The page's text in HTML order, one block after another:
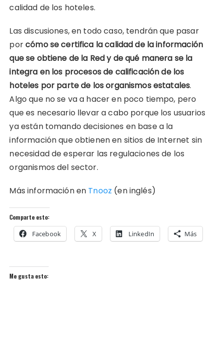
calidad de los hoteles.
Las discusiones, en todo caso, tendrán que pasar
porcómo se certifica la calidad de la información
que se obtiene de la Red y de qué manera se la
integra en los procesos de calificación de los
hoteles por parte de los organismos estatales.
Algo que no se va a hacer en poco tiempo, pero
que es necesario llevar a cabo porque los usuarios
ya están tomando decisiones en base a la
información que obtienen en sitios de Internet sin
necesidad de esperar las regulaciones de los
organismos del sector.
Más información en Tnooz (en inglés)
Comparte esto:
Facebook X LinkedIn Más
Me gusta esto: